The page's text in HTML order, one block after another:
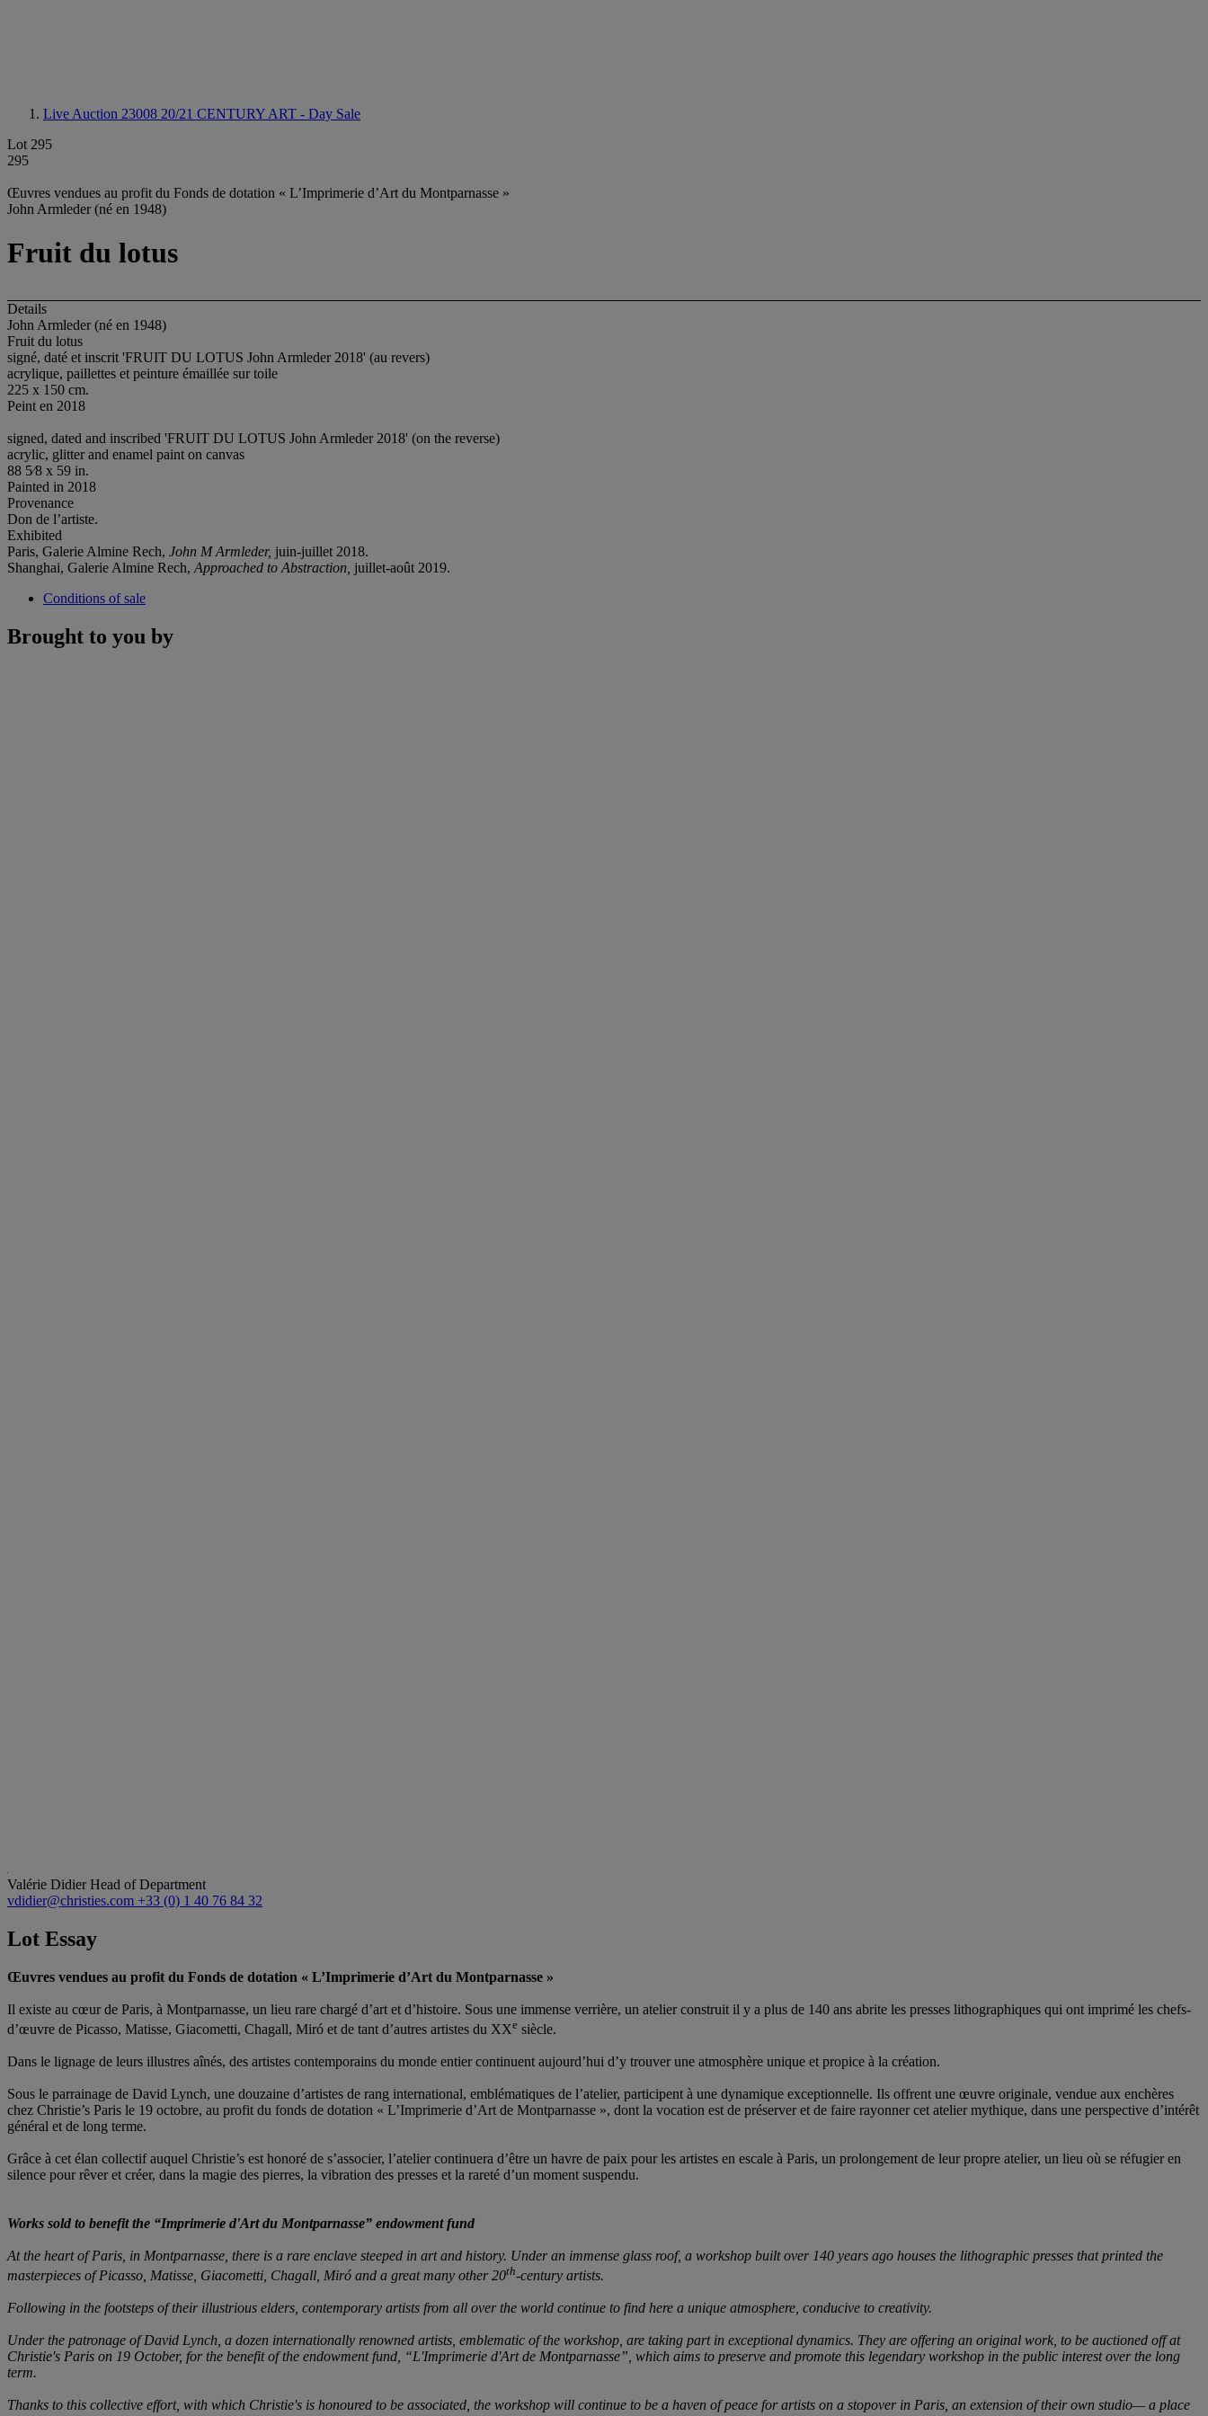
Live Auction 23008 20/21 CENTURY ART - Day Sale
Lot 295
295
Œuvres vendues au profit du Fonds de dotation « L’Imprimerie d’Art du Montparnasse »
John Armleder (né en 1948)
Fruit du lotus
Details
John Armleder (né en 1948)
Fruit du lotus
signé, daté et inscrit 'FRUIT DU LOTUS John Armleder 2018' (au revers)
acrylique, paillettes et peinture émaillée sur toile
225 x 150 cm.
Peint en 2018
signed, dated and inscribed 'FRUIT DU LOTUS John Armleder 2018' (on the reverse)
acrylic, glitter and enamel paint on canvas
88 5⁄8 x 59 in.
Painted in 2018
Provenance
Don de l’artiste.
Exhibited
Paris, Galerie Almine Rech, John M Armleder, juin-juillet 2018.
Shanghai, Galerie Almine Rech, Approached to Abstraction, juillet-août 2019.
Conditions of sale
Brought to you by
Valérie DidierHead of Department
vdidier@christies.com +33 (0) 1 40 76 84 32
Lot Essay
Œuvres vendues au profit du Fonds de dotation « L’Imprimerie d’Art du Montparnasse »
Il existe au cœur de Paris, à Montparnasse, un lieu rare chargé d’art et d’histoire. Sous une immense verrière, un atelier construit il y a plus de 140 ans abrite les presses lithographiques qui ont imprimé les chefs-
d’œuvre de Picasso, Matisse, Giacometti, Chagall, Miró et de tant d’autres artistes du XXe siècle.
Dans le lignage de leurs illustres aînés, des artistes contemporains du monde entier continuent aujourd’hui d’y trouver une atmosphère unique et propice à la création.
Sous le parrainage de David Lynch, une douzaine d’artistes de rang international, emblématiques de l’atelier, participent à une dynamique exceptionnelle. Ils offrent une œuvre originale, vendue aux enchères
chez Christie’s Paris le 19 octobre, au profit du fonds de dotation « L’Imprimerie d’Art de Montparnasse », dont la vocation est de préserver et de faire rayonner cet atelier mythique, dans une perspective d’intérêt
général et de long terme.
Grâce à cet élan collectif auquel Christie’s est honoré de s’associer, l’atelier continuera d’être un havre de paix pour les artistes en escale à Paris, un prolongement de leur propre atelier, un lieu où se réfugier en
silence pour rêver et créer, dans la magie des pierres, la vibration des presses et la rareté d’un moment suspendu.
Works sold to benefit the “Imprimerie d'Art du Montparnasse” endowment fund
At the heart of Paris, in Montparnasse, there is a rare enclave steeped in art and history. Under an immense glass roof, a workshop built over 140 years ago houses the lithographic presses that printed the
masterpieces of Picasso, Matisse, Giacometti, Chagall, Miró and a great many other 20th-century artists.
Following in the footsteps of their illustrious elders, contemporary artists from all over the world continue to find here a unique atmosphere, conducive to creativity.
Under the patronage of David Lynch, a dozen internationally renowned artists, emblematic of the workshop, are taking part in exceptional dynamics. They are offering an original work, to be auctioned off at
Christie's Paris on 19 October, for the benefit of the endowment fund, “L'Imprimerie d'Art de Montparnasse”, which aims to preserve and promote this legendary workshop in the public interest over the long
term.
Thanks to this collective effort, with which Christie's is honoured to be associated, the workshop will continue to be a haven of peace for artists on a stopover in Paris, an extension of their own studio— a place